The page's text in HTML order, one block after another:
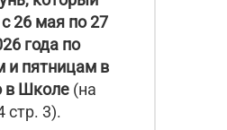
с 26 мая по 27
года по
и пятницам в
в Школе (на
стр. 3).